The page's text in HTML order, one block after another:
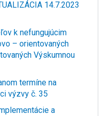
14.7.2023
k nefungujúcim
– orientovaných
Výskumnou
termíne na
výzvy č. 35
a